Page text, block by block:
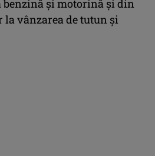
benzină şi motorină şi din
vânzarea de tutun şi